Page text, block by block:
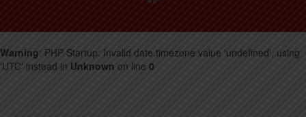
Warning: PHP Startup: Invalid date.timezone value 'undefined', using
'UTC' instead in Unknown on line 0